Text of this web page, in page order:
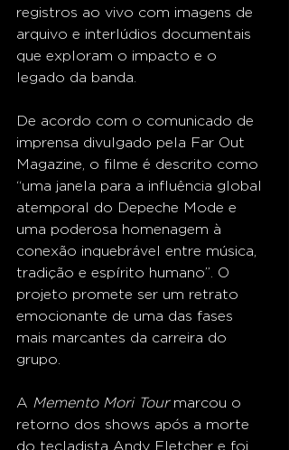
registros ao vivo com imagens de
arquivo e interlúdios documentais
que exploram o impacto e o
legado da banda.
De acordo com o comunicado de
imprensa divulgado pela Far Out
Magazine, o filme é descrito como
“uma janela para a influência global
atemporal do Depeche Mode e
uma poderosa homenagem à
conexão inquebrável entre música,
tradição e espírito humano”. O
projeto promete ser um retrato
emocionante de uma das fases
mais marcantes da carreira do
grupo.
A Memento Mori Tour marcou o
retorno dos shows após a morte
do tecladista Andy Fletcher e foi